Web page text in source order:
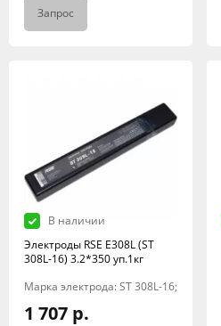
Запрос
В наличии
Электроды RSE Е308L (ST
308L-16) 3.2*350 уп.1кг
Марка электрода: ST 308L-16;
1 707 р.